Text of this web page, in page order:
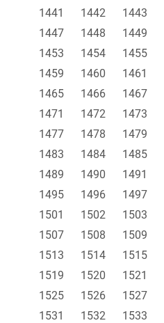
1441
1442 1443
1447
1448 1449
1453
1454 1455
1459
1460 1461
1465
1466 1467
1471
1472 1473
1477
1478 1479
1483
1484 1485
1489
1490 1491
1495
1496 1497
1501
1502 1503
1507
1508 1509
1513
1514 1515
1519
1520 1521
1525
1526 1527
1531
1532 1533